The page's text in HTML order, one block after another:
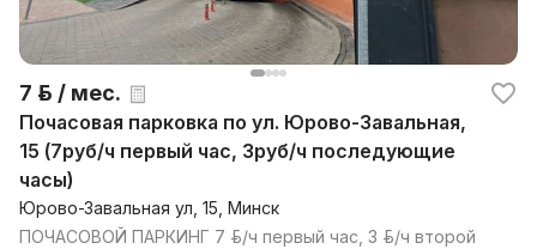
7 р. / мес.
Почасовая парковка по ул. Юрово-Завальная,
15 (7руб/ч первый час, 3руб/ч последующие
часы)
Юрово-Завальная ул, 15, Минск
ПОЧАСОВОЙ ПАРКИНГ 7 руб./ч первый час, 3 руб./ч второй